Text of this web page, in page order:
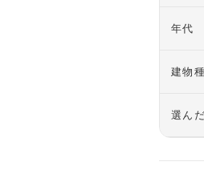
年代
建物
選ん